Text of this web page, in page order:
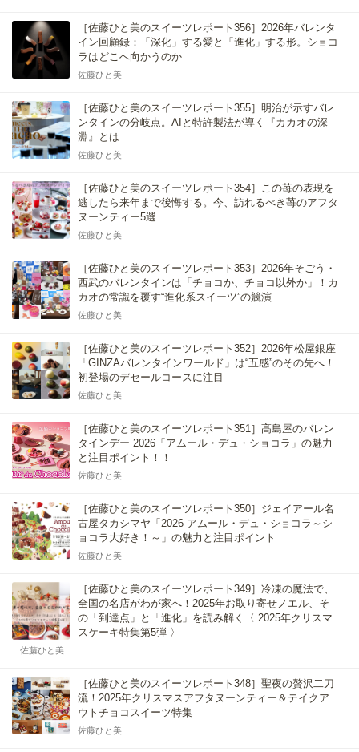
［佐藤ひと美のスイーツレポート356］2026年バレンタ
イン回顧録：「深化」する愛と「進化」する形。ショコ
ラはどこへ向かうのか
佐藤ひと美
［佐藤ひと美のスイーツレポート355］明治が示すバレ
ンタインの分岐点。AIと特許製法が導く『カカオの深
淵』とは
佐藤ひと美
［佐藤ひと美のスイーツレポート354］この苺の表現を
逃したら来年まで後悔する。今、訪れるべき苺のアフタ
ヌーンティー5選
佐藤ひと美
［佐藤ひと美のスイーツレポート353］2026年そごう・
西武のバレンタインは「チョコか、チョコ以外か」！カ
カオの常識を覆す“進化系スイーツ”の競演
佐藤ひと美
［佐藤ひと美のスイーツレポート352］2026年松屋銀座
「GINZAバレンタインワールド」は“五感”のその先へ！
初登場のデセールコースに注目
佐藤ひと美
［佐藤ひと美のスイーツレポート351］髙島屋のバレン
タインデー 2026「アムール・デュ・ショコラ」の魅力
と注目ポイント！！
佐藤ひと美
［佐藤ひと美のスイーツレポート350］ジェイアール名
古屋タカシマヤ「2026 アムール・デュ・ショコラ～シ
ョコラ大好き！～」の魅力と注目ポイント
佐藤ひと美
［佐藤ひと美のスイーツレポート349］冷凍の魔法で、
全国の名店がわが家へ！2025年お取り寄せノエル、そ
の「到達点」と「進化」を読み解く〈 2025年クリスマ
スケーキ特集第5弾 〉
佐藤ひと美
［佐藤ひと美のスイーツレポート348］聖夜の贅沢二刀
流！2025年クリスマスアフタヌーンティー＆テイクア
ウトチョコスイーツ特集
佐藤ひと美